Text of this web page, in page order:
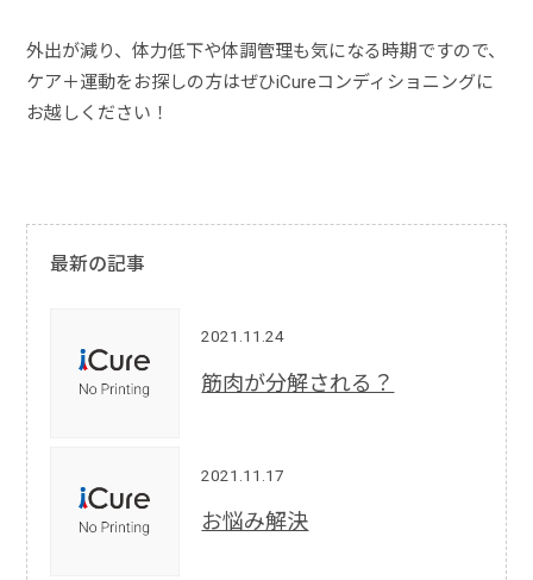
外出が減り、体力低下や体調管理も気になる時期ですので、
ケア＋運動をお探しの方はぜひiCureコンディショニングに
お越しください！
最新の記事
2021.11.24
筋肉が分解される？
2021.11.17
お悩み解決